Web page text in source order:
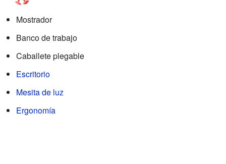
Mostrador
Banco de trabajo
Caballete plegable
Escritorio
Mesita de luz
Ergonomía